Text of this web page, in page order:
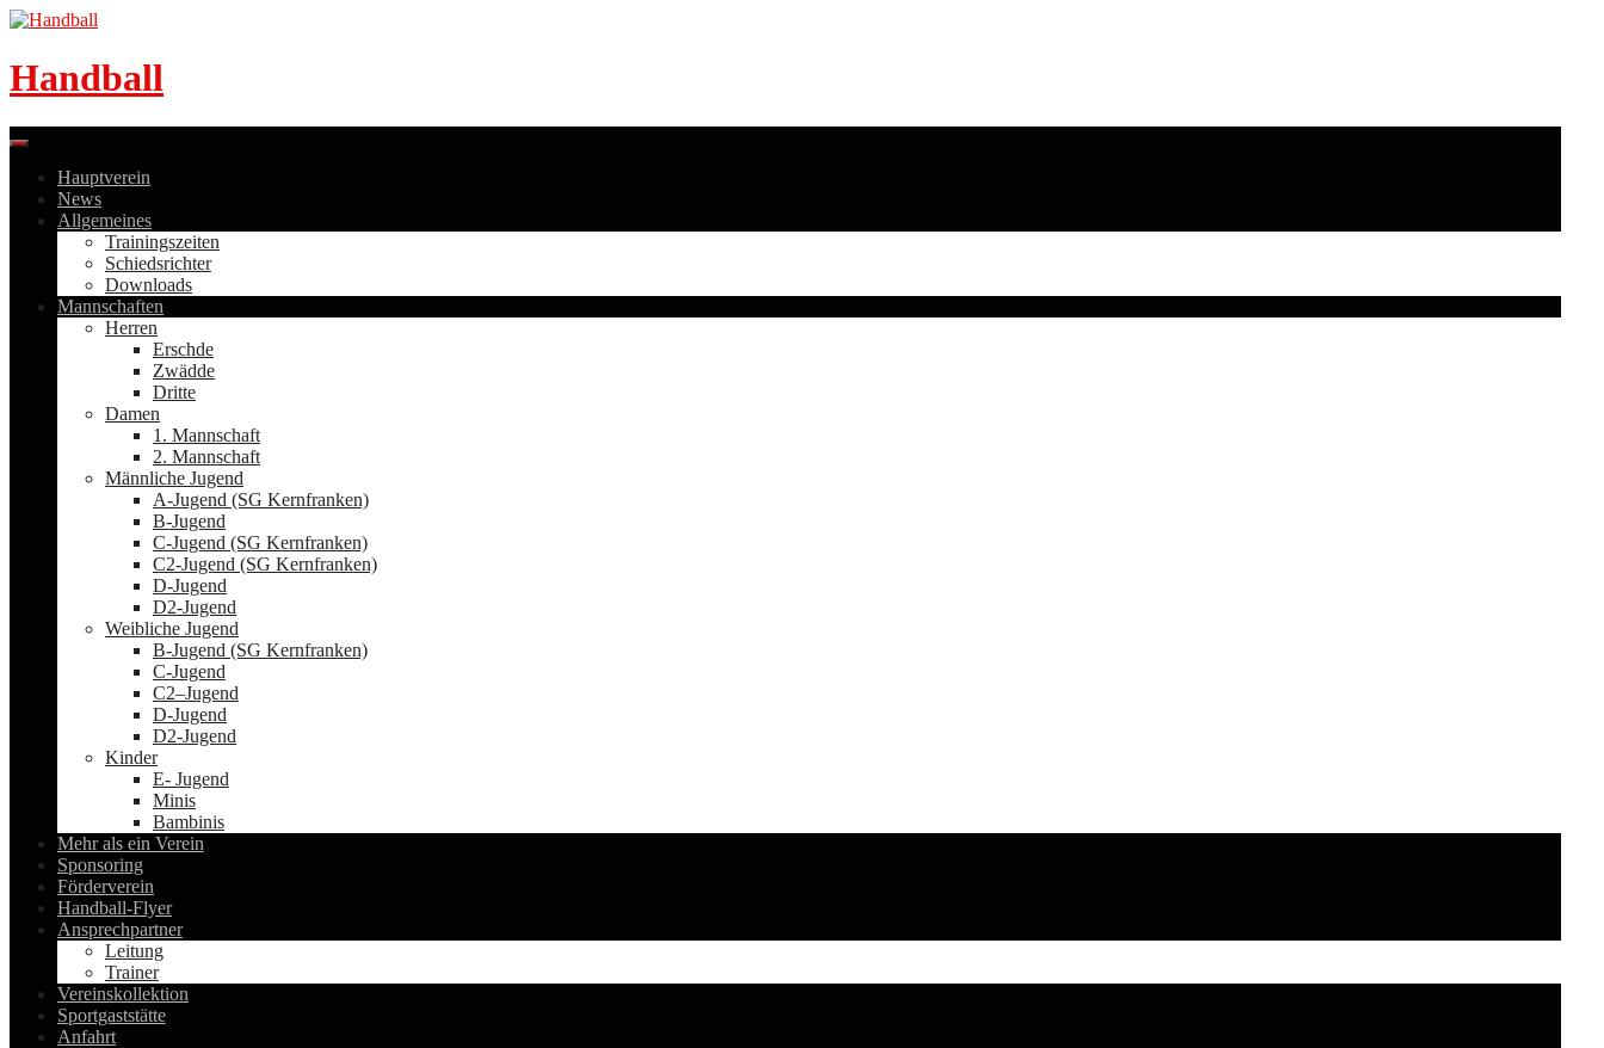
Skip
content
Handball
Hauptverein
News
Allgemeines
Trainingszeiten
Schiedsrichter
Downloads
Mannschaften
Herren
Erschde
Zwädde
Dritte
Damen
1. Mannschaft
2. Mannschaft
Männliche Jugend
A-Jugend (SG Kernfranken)
B-Jugend
C-Jugend (SG Kernfranken)
C2-Jugend (SG Kernfranken)
D-Jugend
D2-Jugend
Weibliche Jugend
B-Jugend (SG Kernfranken)
C-Jugend
C2–Jugend
D-Jugend
D2-Jugend
Kinder
E- Jugend
Minis
Bambinis
Mehr als ein Verein
Sponsoring
Förderverein
Handball-Flyer
Ansprechpartner
Leitung
Trainer
Vereinskollektion
Sportgaststätte
Anfahrt